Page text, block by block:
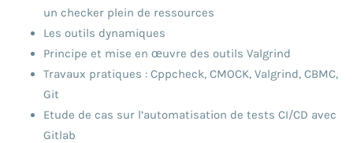
un checker plein de ressources
Les outils dynamiques
Principe et mise en œuvre des outils Valgrind
Travaux pratiques : Cppcheck, CMOCK, Valgrind, CBMC,
Git
Etude de cas sur l’automatisation de tests CI/CD avec
Gitlab